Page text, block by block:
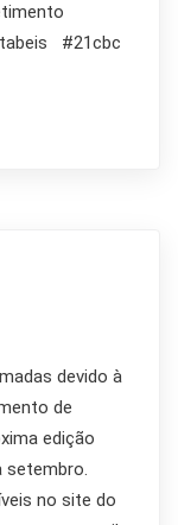
#21cbc
devido à
de
edição
setembro.
no site do